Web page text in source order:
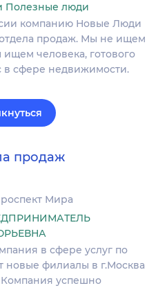
Полезные люди
компанию Новые Люди
продаж. Мы не ищем
человека, готового
в сфере недвижимости.
продаж
Мира
в сфере услуг по
новые филиалы в г.Москва
успешно